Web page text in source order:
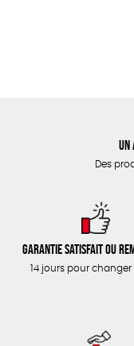
Des
Garantie satisfait ou
14 jours pour changer